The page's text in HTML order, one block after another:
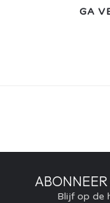
GA
Blijf op de